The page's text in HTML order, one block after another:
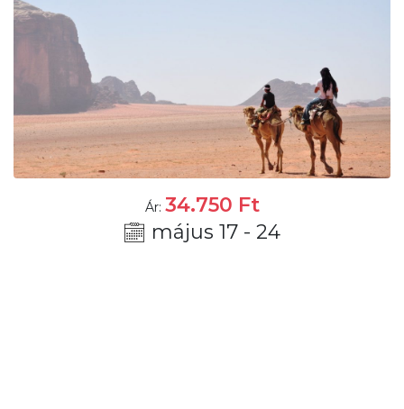
Ár: 34.750 Ft
május 17 - 24